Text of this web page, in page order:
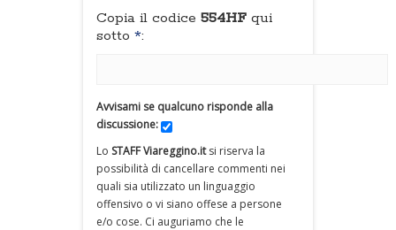
Copia il codice 554HF qui
sotto *:
Avvisami se qualcuno risponde alla
discussione:
Lo STAFF Viareggino.itsi riserva la
possibilità di cancellare commenti nei
quali sia utilizzato un linguaggio
offensivo o vi siano offese a persone
e/o cose. Ci auguriamo che le